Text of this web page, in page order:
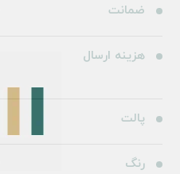
ضمانت
هزینه ارسال
پالت
رنگ